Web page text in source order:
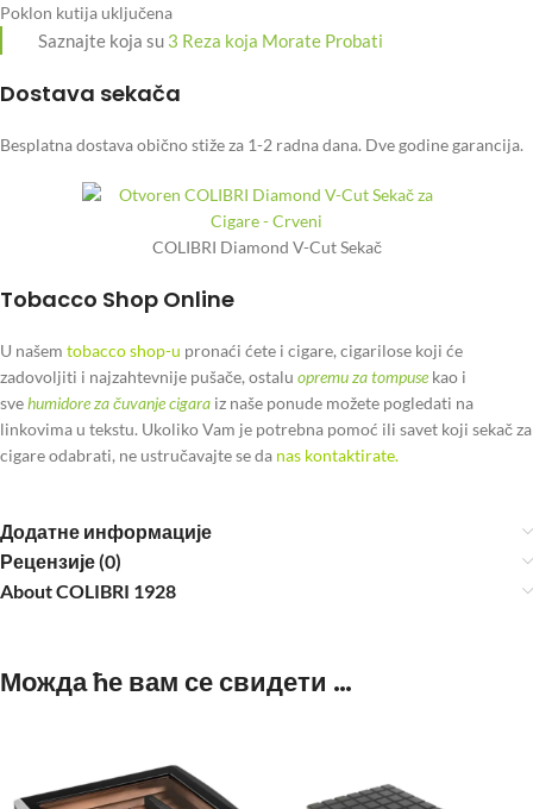
Poklon kutija uključena
Saznajte koja su 3 Reza koja Morate Probati
Dostava sekača
Besplatna dostava obično stiže za 1-2 radna dana. Dve godine garancija.
COLIBRI Diamond V-Cut Sekač
Tobacco Shop Online
U našem tobacco shop-u pronaći ćete i cigare, cigarilose koji će
zadovoljiti i najzahtevnije pušače, ostalu opremu za tompuse kao i
svehumidore za čuvanje cigara iz naše ponude možete pogledati na
linkovima u tekstu. Ukoliko Vam je potrebna pomoć ili savet koji sekač za
cigare odabrati, ne ustručavajte se da nas kontaktirate.
Додатне информације
Рецензије (0)
About COLIBRI 1928
Можда ће вам се свидети …